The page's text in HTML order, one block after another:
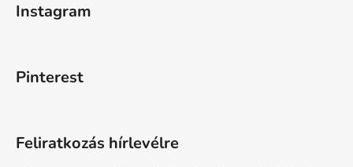
Instagram
Pinterest
Feliratkozás hírlevélre